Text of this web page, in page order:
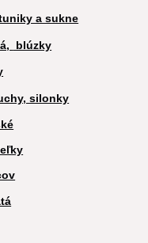
a sukne
blúzky
silonky